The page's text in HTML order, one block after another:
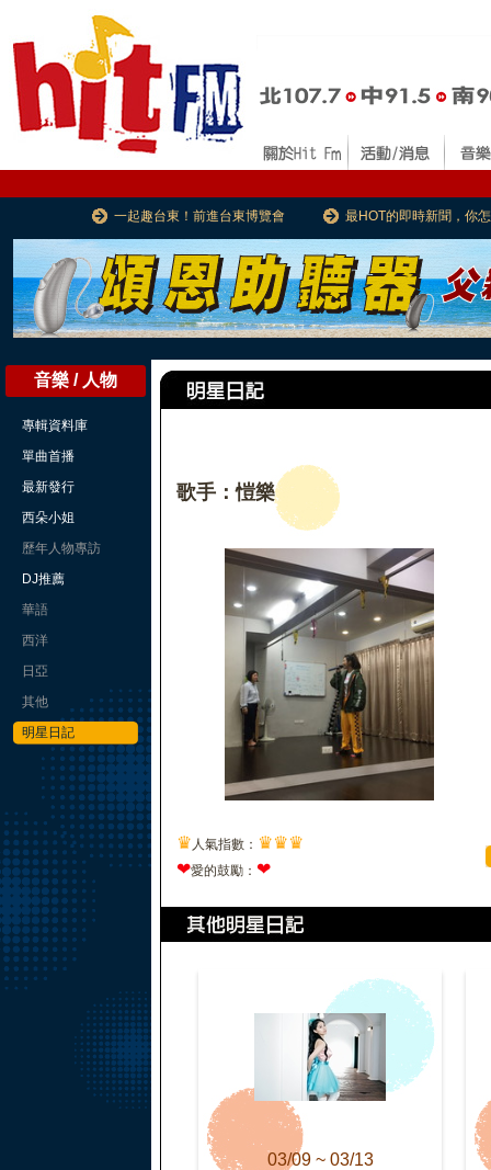
一起趣台東！前進台東博覽會 最HOT的即時新聞，你
音樂 / 人物
專輯資料庫
單曲首播
最新發行
西朵小姐
歷年人物專訪
DJ推薦
華語
西洋
日亞
其他
明星日記
歌手：愷樂
♛ 人氣指數： ♛♛♛
❤愛的鼓勵： ❤
03/09 ~ 03/13